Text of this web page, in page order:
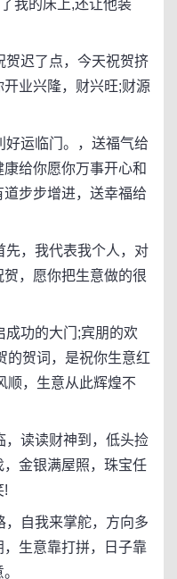
我的床上,还让他装
迟了点，今天祝贺挤
业兴隆，财兴旺;财源
运临门。，送福气给
给你愿你万事开心和
步步增进，送幸福给
，我代表我个人，对
，愿你把生意做的很
功的大门;宾朋的欢
的贺词，是祝你生意红
顺，生意从此辉煌不
读读财神到，低头捡
金银满屋照，珠宝任
!
自我来掌舵，方向多
生意靠打拼，日子靠